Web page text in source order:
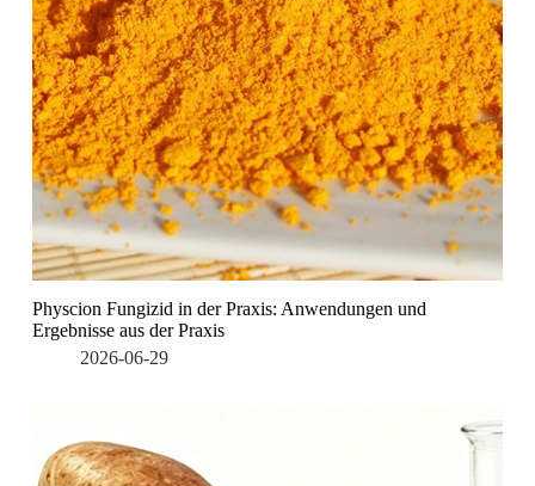
Physcion Fungizid in der Praxis: Anwendungen und
Ergebnisse aus der Praxis
2026-06-29